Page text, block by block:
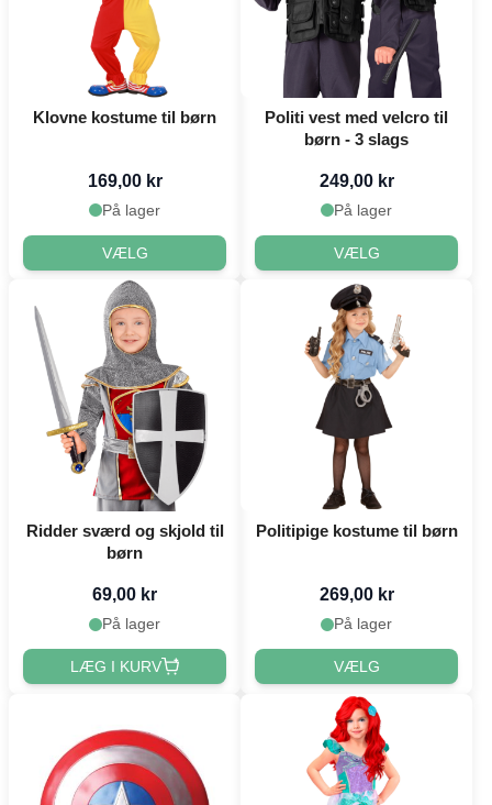
Klovne kostume til børn
169,00 kr
På lager
VÆLG
Politi vest med velcro til
børn - 3 slags
249,00 kr
På lager
VÆLG
Ridder sværd og skjold til
børn
69,00 kr
På lager
LÆG I KURV
Politipige kostume til børn
269,00 kr
På lager
VÆLG